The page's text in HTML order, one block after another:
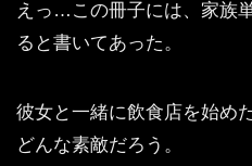
えっ…この冊子には、家族
ると書いてあった。
彼女と一緒に飲食店を始め
どんな素敵だろう。